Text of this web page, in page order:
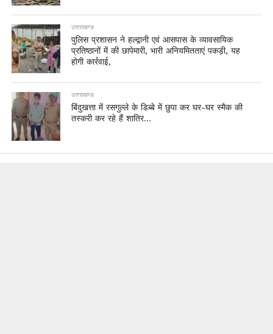
उत्तराखण्ड
पुलिस प्रशासन ने हल्द्वानी एवं आसपास के व्यावसायिक
प्रतिष्ठानों में की छापेमारी, भारी अनियमितताएं पकड़ी, यह
होगी कार्रवाई,
उत्तराखण्ड
बिंदुखत्ता में रसगुल्ले के डिब्बे में छुपा कर घर-घर स्मैक की
तस्करी कर रहे हैं शातिर…